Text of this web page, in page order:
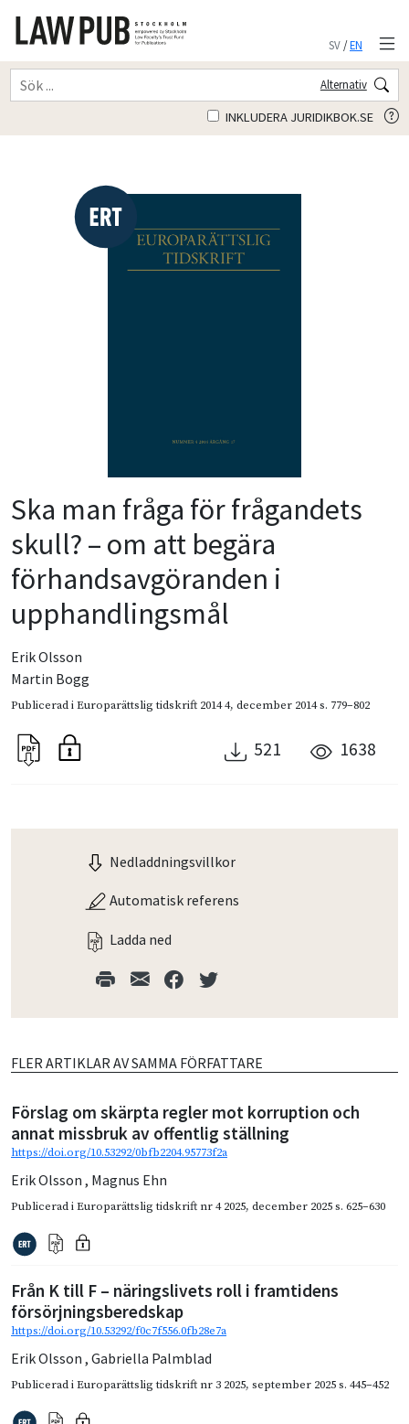
SV/EN
Alternativ
INKLUDERA JURIDIKBOK.SE
Ska man fråga för frågandets
skull? – om att begära
förhandsavgöranden i
upphandlingsmål
Erik Olsson
Martin Bogg
Publicerad iEuroparättslig tidskrift 2014 4, december 2014s. 779–802
521 1638
Nedladdningsvillkor
Automatisk referens
Ladda ned
FLER ARTIKLAR AV SAMMA FÖRFATTARE
Förslag om skärpta regler mot korruption och
annat missbruk av offentlig ställning
https://doi.org/10.53292/0bfb2204.95773f2a
Erik Olsson , Magnus Ehn
Publicerad iEuroparättslig tidskrift nr 4 2025, december 2025s. 625–630
Från K till F – näringslivets roll i framtidens
försörjningsberedskap
https://doi.org/10.53292/f0c7f556.0fb28e7a
Erik Olsson , Gabriella Palmblad
Publicerad iEuroparättslig tidskrift nr 3 2025, september 2025s. 445–452